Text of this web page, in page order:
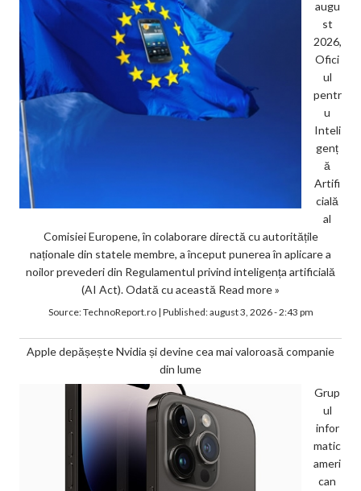
augu
st
2026,
Ofici
ul
pentr
u
Inteli
genț
ă
Artifi
cială
al
Comisiei Europene, în colaborare directă cu autoritățile
naționale din statele membre, a început punerea în aplicare a
noilor prevederi din Regulamentul privind inteligența artificială
(AI Act). Odată cu această Read more »
Source:TechnoReport.ro| Published:august 3, 2026 - 2:43 pm
Apple depășește Nvidia și devine cea mai valoroasă companie
din lume
Grup
ul
infor
matic
ameri
can